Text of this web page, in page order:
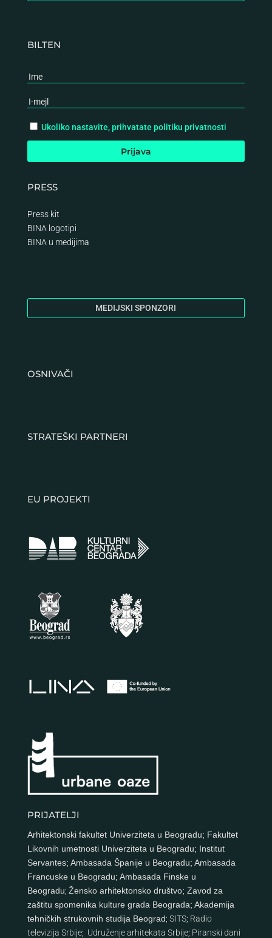
BILTEN
Ukoliko nastavite, prihvatate politiku privatnosti
PRESS
Press kit
BINA logotipi
BINA u medijima
MEDIJSKI SPONZORI
OSNIVAČI
STRATEŠKI PARTNERI
EU PROJEKTI
PRIJATELJI
Arhitektonski fakultet Univerziteta u Beogradu; Fakultet
Likovnih umetnosti Univerziteta u Beogradu; Institut
Servantes; Ambasada Španije u Beogradu; Ambasada
Francuske u Beogradu; Ambasada Finske u
Beogradu; Žensko arhitektonsko društvo; Zavod za
zaštitu spomenika kulture grada Beograda; Akademija
tehničkih strukovnih studija Beograd; SITS; Radio
televizija Srbije; Udruženje arhitekata Srbije; Piranski dani